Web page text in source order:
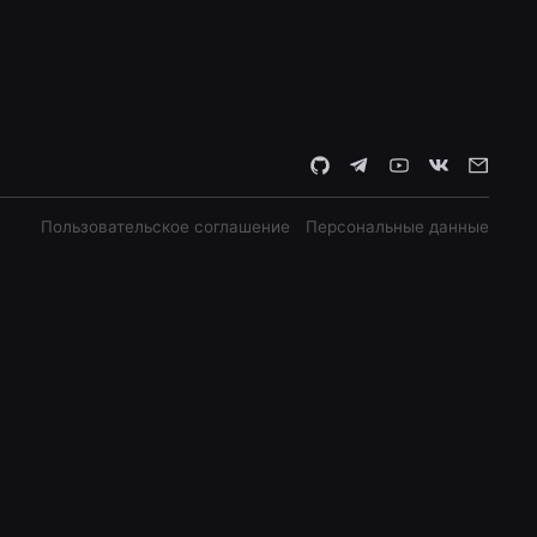
Пользовательское соглашение Персональные данные